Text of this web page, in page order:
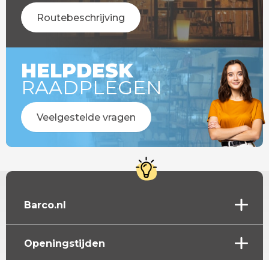
Routebeschrijving
HELPDESK
RAADPLEGEN
Veelgestelde vragen
Barco.nl
Openingstijden